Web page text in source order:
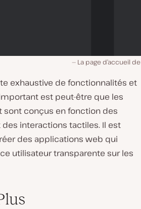
La page d’accueil
exhaustive de fonctionnalités et
important est peut-être que les
sont conçus en fonction des
interactions tactiles. Il est
des applications web qui
utilisateur transparente sur les